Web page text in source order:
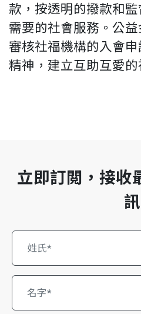
款，按透明的撥款和
需要的社會服務。公益
審核社福機構的入會
精神，建立互助互愛的
立即訂閲，接收
訊